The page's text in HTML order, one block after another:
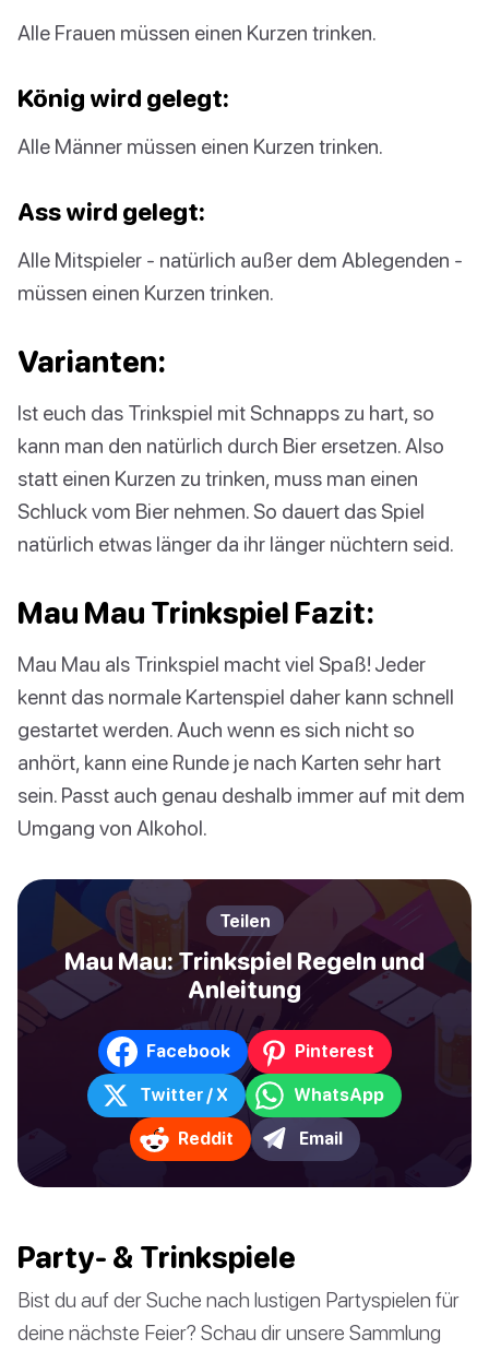
Alle Frauen müssen einen Kurzen trinken.
König wird gelegt:
Alle Männer müssen einen Kurzen trinken.
Ass wird gelegt:
Alle Mitspieler - natürlich außer dem Ablegenden -
müssen einen Kurzen trinken.
Varianten:
Ist euch das Trinkspiel mit Schnapps zu hart, so
kann man den natürlich durch Bier ersetzen. Also
statt einen Kurzen zu trinken, muss man einen
Schluck vom Bier nehmen. So dauert das Spiel
natürlich etwas länger da ihr länger nüchtern seid.
Mau Mau Trinkspiel Fazit:
Mau Mau als Trinkspiel macht viel Spaß! Jeder
kennt das normale Kartenspiel daher kann schnell
gestartet werden. Auch wenn es sich nicht so
anhört, kann eine Runde je nach Karten sehr hart
sein. Passt auch genau deshalb immer auf mit dem
Umgang von Alkohol.
Teilen
Mau Mau: Trinkspiel Regeln und
Anleitung
Facebook Pinterest
Twitter / X WhatsApp
Reddit Email
Party- & Trinkspiele
Bist du auf der Suche nach lustigen Partyspielen für
deine nächste Feier? Schau dir unsere Sammlung